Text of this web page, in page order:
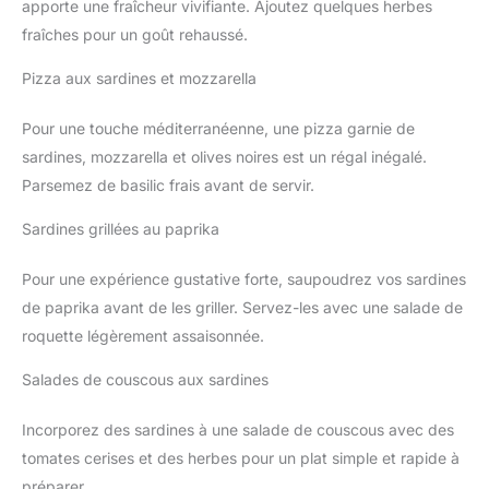
apporte une fraîcheur vivifiante. Ajoutez quelques herbes
fraîches pour un goût rehaussé.
Pizza aux sardines et mozzarella
Pour une touche méditerranéenne, une pizza garnie de
sardines, mozzarella et olives noires est un régal inégalé.
Parsemez de basilic frais avant de servir.
Sardines grillées au paprika
Pour une expérience gustative forte, saupoudrez vos sardines
de paprika avant de les griller. Servez-les avec une salade de
roquette légèrement assaisonnée.
Salades de couscous aux sardines
Incorporez des sardines à une salade de couscous avec des
tomates cerises et des herbes pour un plat simple et rapide à